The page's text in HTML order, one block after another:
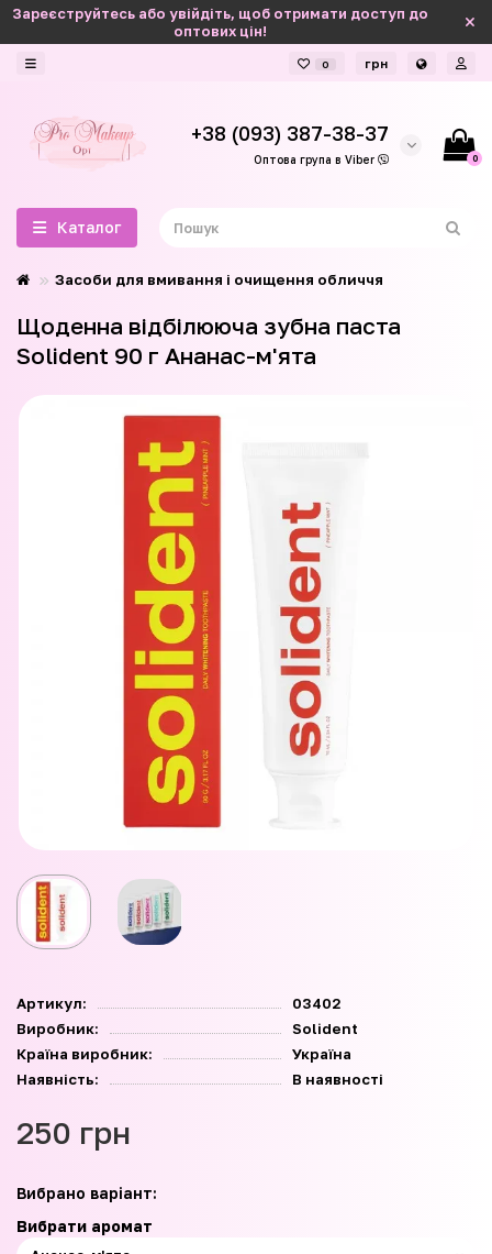
Зареєструйтесь або увійдіть, щоб отримати доступ до
оптових цін!
0 грн
+38 (093) 387-38-37
Оптова група в Viber 0
Каталог
Засоби для вмивання і очищення обличчя
Щоденна відбілююча зубна паста
Solident 90 г Ананас-м'ята
Артикул:
03402
Виробник:
Solident
Країна виробник:
Україна
Наявність:
В наявності
250 грн
Вибрано варіант:
Вибрати аромат